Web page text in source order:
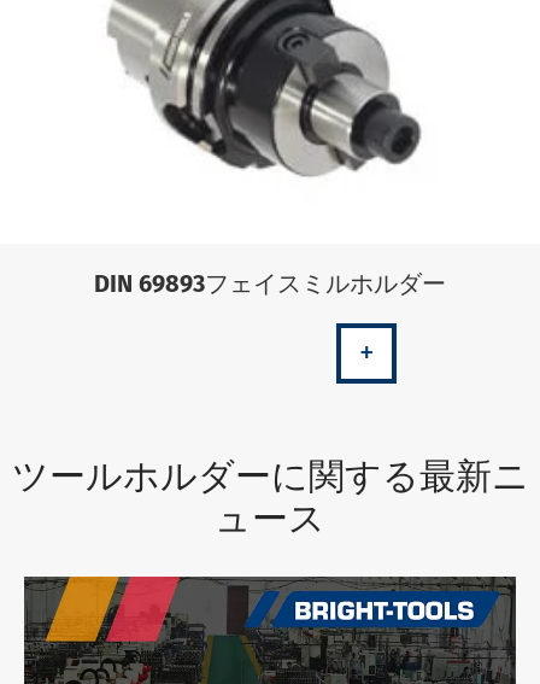
DIN 69893フェイスミルホルダー
+
ツールホルダーに関する最新ニ
ュース